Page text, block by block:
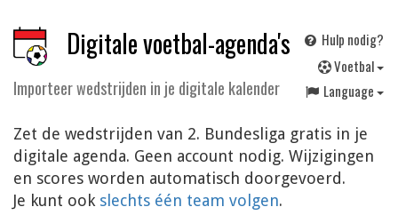
Digitale voetbal-agenda's
Importeer wedstrijden in je digitale kalender
Hulp nodig?
Voetbal
Language
Zet de wedstrijden van 2. Bundesliga gratis in je
digitale agenda. Geen account nodig. Wijzigingen
en scores worden automatisch doorgevoerd.
Je kunt ook slechts één team volgen.